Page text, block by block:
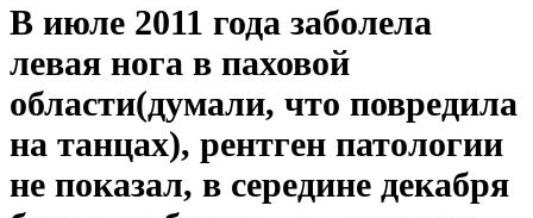
В июле 2011 года заболела
левая нога в паховой
области(думали, что повредила
на танцах), рентген патологии
не показал, в середине декабря